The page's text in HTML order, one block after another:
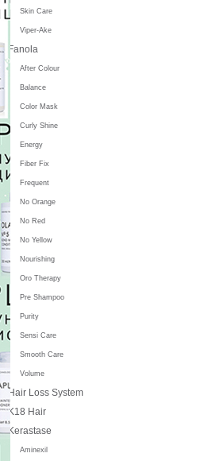
Skin Care
Viper-Ake
Fanola
After Colour
Balance
Color Mask
Curly Shine
Energy
Fiber Fix
Frequent
No Orange
No Red
No Yellow
Nourishing
Oro Therapy
Pre Shampoo
Purity
Sensi Care
Smooth Care
Volume
Hair Loss System
K18 Hair
Kerastase
Aminexil